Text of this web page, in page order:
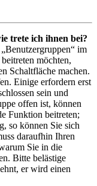
trete ich ihnen bei?
im
möchten,
Schaltfläche machen.
Einige erfordern erst
sein und
offen ist, können
Funktion beitreten;
so können Sie sich
daraufhin Ihren
Sie in die
Bitte belästige
er wird einen